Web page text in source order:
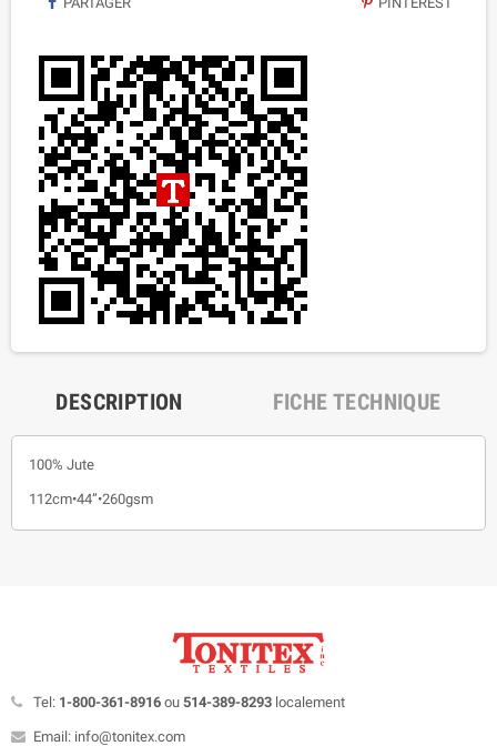
DESCRIPTION FICHE TECHNIQUE
100% Jute
112cm•44”•260gsm
Tel: 1-800-361-8916 ou 514-389-8293 localement
Email: info@tonitex.com